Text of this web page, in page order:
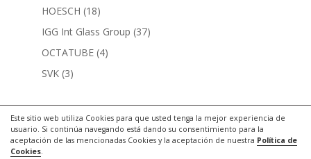
Este sitio web utiliza Cookies para que usted tenga la mejor experiencia de
usuario. Si continúa navegando está dando su consentimiento para la
aceptación de las mencionadas Cookies y la aceptación de nuestra Política de
Cookies.
HOESCH (18)
IGG Int Glass Group (37)
OCTATUBE(4)
SVK(3)